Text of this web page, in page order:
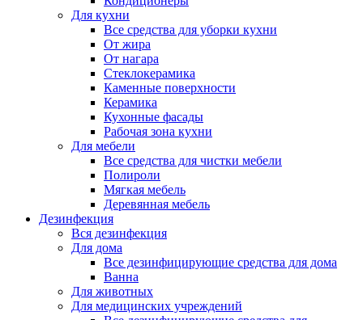
Для кухни
Все средства для уборки кухни
От жира
От нагара
Стеклокерамика
Каменные поверхности
Керамика
Кухонные фасады
Рабочая зона кухни
Для мебели
Все средства для чистки мебели
Полироли
Мягкая мебель
Деревянная мебель
Дезинфекция
Вся дезинфекция
Для дома
Все дезинфицирующие средства для дома
Ванна
Для животных
Для медицинских учреждений